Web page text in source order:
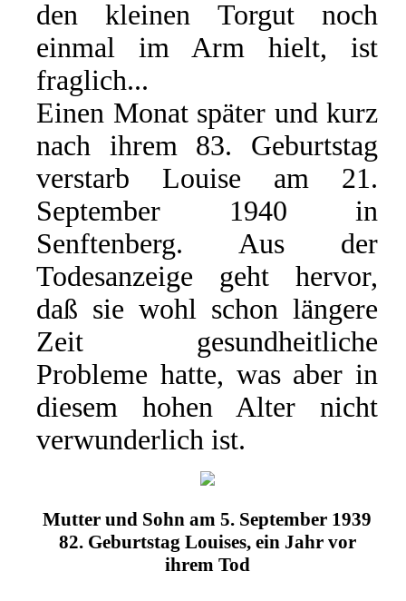
den kleinen Torgut noch
einmal im Arm hielt, ist
fraglich...
Einen Monat später und kurz
nach ihrem 83. Geburtstag
verstarb Louise am 21.
September 1940 in
Senftenberg. Aus der
Todesanzeige geht hervor,
daß sie wohl schon längere
Zeit gesundheitliche
Probleme hatte, was aber in
diesem hohen Alter nicht
verwunderlich ist.
Mutter und Sohn am 5. September 1939
82. Geburtstag Louises, ein Jahr vor
ihrem Tod